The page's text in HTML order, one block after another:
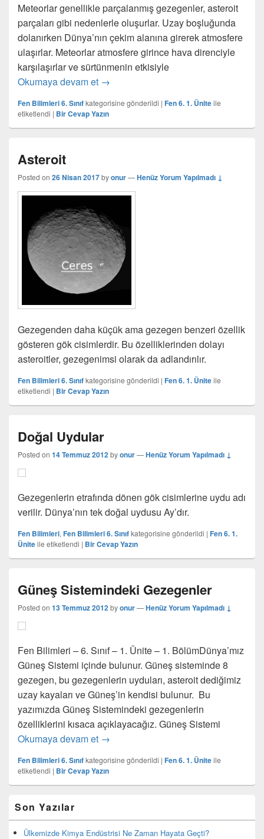
Meteorlar genellikle parçalanmış gezegenler, asteroit
parçaları gibi nedenlerle oluşurlar. Uzay boşluğunda
dolanırken Dünya’nın çekim alanına girerek atmosfere
ulaşırlar. Meteorlar atmosfere girince hava direnciyle
karşılaşırlar ve sürtünmenin etkisiyle
Okumaya devam et Meteor Nedir?
→
Fen Bilimleri 6. Sınıfkategorisine gönderildi | Fen 6. 1. Üniteile
etiketlendi | Bir Cevap Yazın
Asteroit
Posted on 26 Nisan 2017byonur—Henüz Yorum Yapılmadı ↓
Gezegenden daha küçük ama gezegen benzeri özellik
gösteren gök cisimlerdir. Bu özelliklerinden dolayı
asteroitler, gezegenimsi olarak da adlandırılır.
Fen Bilimleri 6. Sınıfkategorisine gönderildi | Fen 6. 1. Üniteile
etiketlendi | Bir Cevap Yazın
Doğal Uydular
Posted on 14 Temmuz 2012byonur—Henüz Yorum Yapılmadı ↓
Gezegenlerin etrafında dönen gök cisimlerine uydu adı
verilir. Dünya’nın tek doğal uydusu Ay’dır.
Fen Bilimleri, Fen Bilimleri 6. Sınıfkategorisine gönderildi | Fen 6. 1.
Üniteile etiketlendi | Bir Cevap Yazın
Güneş Sistemindeki Gezegenler
Posted on 13 Temmuz 2012byonur—Henüz Yorum Yapılmadı ↓
Fen Bilimleri – 6. Sınıf – 1. Ünite – 1. BölümDünya’mız
Güneş Sistemi içinde bulunur. Güneş sisteminde 8
gezegen, bu gezegenlerin uyduları, asteroit dediğimiz
uzay kayaları ve Güneş’in kendisi bulunur. Bu
yazımızda Güneş Sistemindeki gezegenlerin
özelliklerini kısaca açıklayacağız. Güneş Sistemi
Okumaya devam et Güneş Sistemindeki Gezegenler
→
Fen Bilimleri 6. Sınıfkategorisine gönderildi | Fen 6. 1. Üniteile
etiketlendi | Bir Cevap Yazın
yan
bar
eklenti
Son Yazılar
Ülkemizde Kimya Endüstrisi Ne Zaman Hayata Geçti?